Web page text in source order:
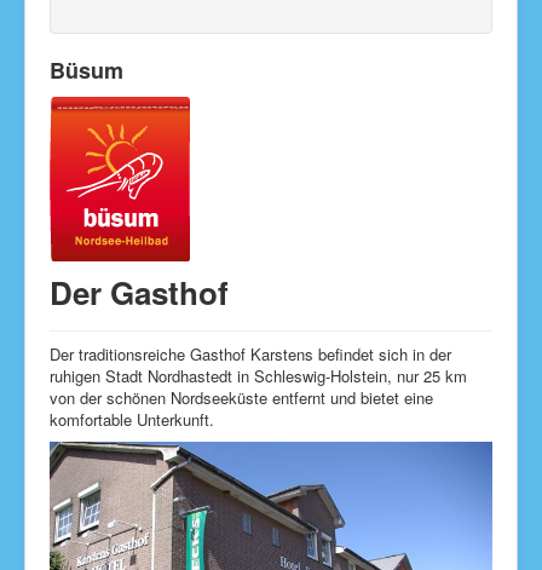
Büsum
Der Gasthof
Der traditionsreiche Gasthof Karstens befindet sich in der
ruhigen Stadt Nordhastedt in Schleswig-Holstein, nur 25 km
von der schönen Nordseeküste entfernt und bietet eine
komfortable Unterkunft.